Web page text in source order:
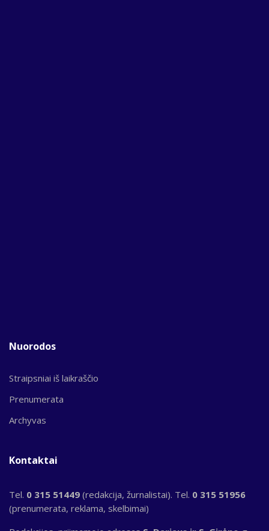
Nuorodos
Straipsniai iš laikraščio
Prenumerata
Archyvas
Kontaktai
Tel. 0 315 51449 (redakcija, žurnalistai). Tel. 0 315 51956
(prenumerata, reklama, skelbimai)